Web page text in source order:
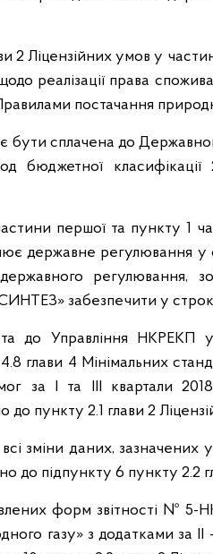
2 Ліцензійних умов у
реалізації права
постачання
бути сплачена до
бюджетної класифікації
першої та пункту 1
державне регулювання
державного
забезпечити у строк
до Управління НКРЕКП у
глави 4 Мінімальних
за І та ІІІ квартали
до пункту 2.1 глави 2
зміни даних,
до підпункту 6 пункту 2.2
форм звітності № 5-
газу» з додатками за